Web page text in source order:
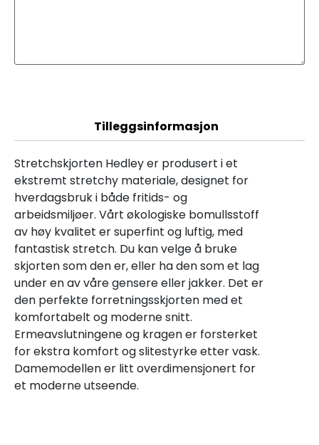
Tilleggsinformasjon
Stretchskjorten Hedley er produsert i et
ekstremt stretchy materiale, designet for
hverdagsbruk i både fritids- og
arbeidsmiljøer. Vårt økologiske bomullsstoff
av høy kvalitet er superfint og luftig, med
fantastisk stretch. Du kan velge å bruke
skjorten som den er, eller ha den som et lag
under en av våre gensere eller jakker. Det er
den perfekte forretningsskjorten med et
komfortabelt og moderne snitt.
Ermeavslutningene og kragen er forsterket
for ekstra komfort og slitestyrke etter vask.
Damemodellen er litt overdimensjonert for
et moderne utseende.